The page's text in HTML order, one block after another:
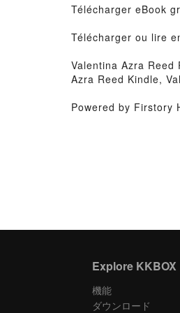
Télécharger eBook
Télécharger ou lire
Valentina Azra Reed
Azra Reed Kindle,
Powered by Firstory
Explore KKBOX
機能
ダウンロード